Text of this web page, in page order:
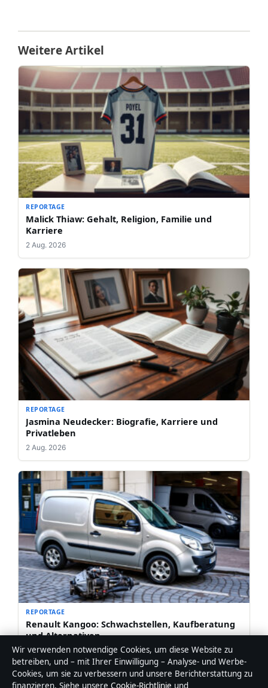
Weitere Artikel
REPORTAGE
Malick Thiaw: Gehalt, Religion, Familie und
Karriere
2 Aug. 2026
REPORTAGE
Jasmina Neudecker: Biografie, Karriere und
Privatleben
2 Aug. 2026
REPORTAGE
Renault Kangoo: Schwachstellen, Kaufberatung
und Alternativen
1 Aug. 2026
Wir verwenden notwendige Cookies, um diese Website zu
betreiben, und – mit Ihrer Einwilligung – Analyse- und Werbe-
Cookies, um sie zu verbessern und unsere Berichterstattung zu
finanzieren. Siehe unsere Cookie-Richtlinie und